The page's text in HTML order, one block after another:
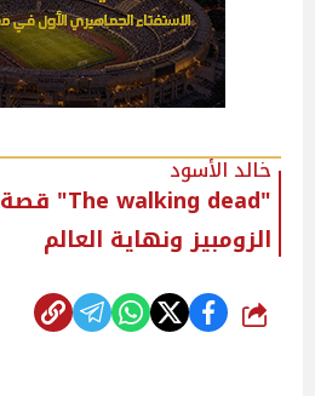
خالد الأسود
"The walking dead" قصة
الزومبيز ونهاية العالم
شارك